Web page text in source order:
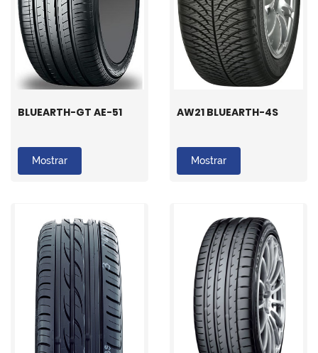
BLUEARTH-GT AE-51
Mostrar
AW21 BLUEARTH-4S
Mostrar